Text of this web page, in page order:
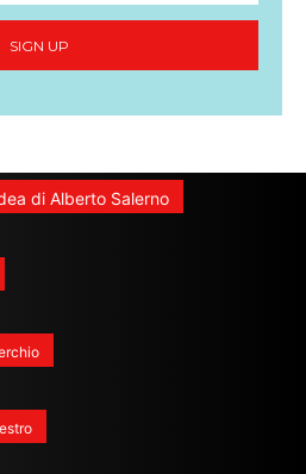
SIGN UP
di Alberto Salerno